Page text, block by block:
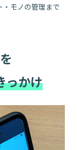
・モノの管理まで
っかけ